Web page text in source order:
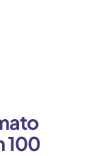
100